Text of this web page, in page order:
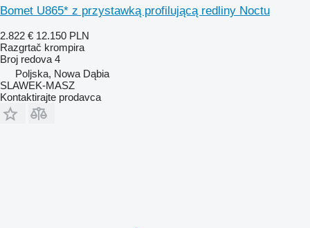
Bomet U865* z przystawką profilującą redliny Noctu
2.822 € 12.150 PLN
Razgrtač krompira
Broj redova 4
Poljska, Nowa Dąbia
SLAWEK-MASZ
Kontaktirajte prodavca